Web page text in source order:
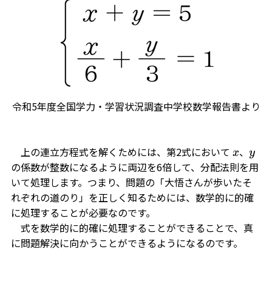
令和5年度全国学力・学習状況調査中学校数学報告書より
上の連立方程式を解くためには、第2式において x、y
の係数が整数になるように両辺を6倍して、分配法則を用
いて処理します。つまり、問題の「大悟さんが歩いたそ
れぞれの道のり」を正しく知るためには、数学的に的確
に処理することが必要なのです。
式を数学的に的確に処理することができることで、真
に問題解決に向かうことができるようになるのです。